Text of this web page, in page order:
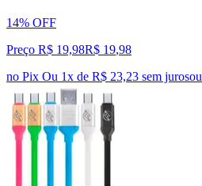
14% OFF
Preço R$ 19,98R$ 19,98
no Pix Ou 1x de R$ 23,23 sem jurosou